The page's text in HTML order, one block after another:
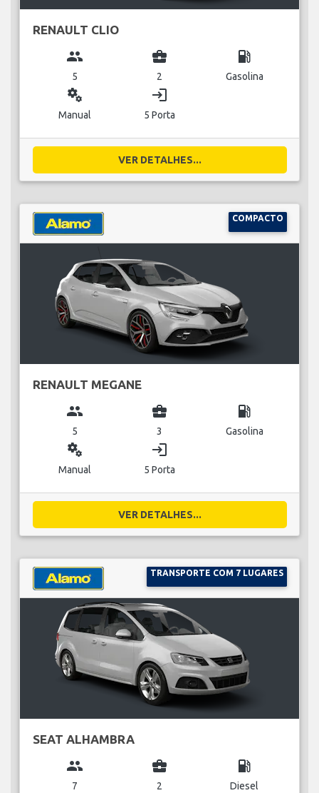
RENAULT CLIO
group
5
business_center
2
local_gas_station
Gasolina
miscellaneous_services
Manual
login
5 Porta
VER DETALHES...
COMPACTO
RENAULT MEGANE
group
5
business_center
3
local_gas_station
Gasolina
miscellaneous_services
Manual
login
5 Porta
VER DETALHES...
TRANSPORTE COM 7 LUGARES
SEAT ALHAMBRA
group
7
business_center
2
local_gas_station
Diesel